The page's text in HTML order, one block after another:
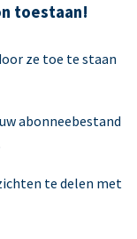
toestaan!
ze toe te staan
abonneebestand
te delen met